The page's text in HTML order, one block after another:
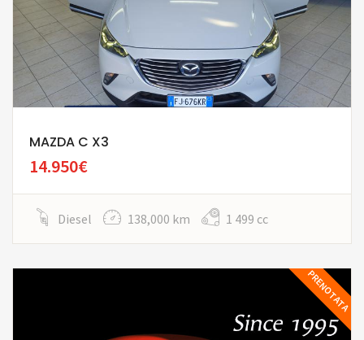
MAZDA C X3
14.950€
Diesel 138,000 km 1 499 cc
PRENOTATA